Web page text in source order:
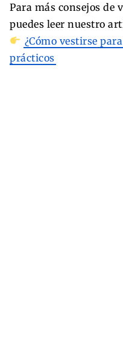
Para más consejos de
puedes leer nuestro
¿Cómo vestirse
prácticos